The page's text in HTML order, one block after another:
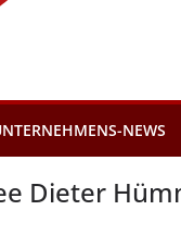
NEWS
Dieter